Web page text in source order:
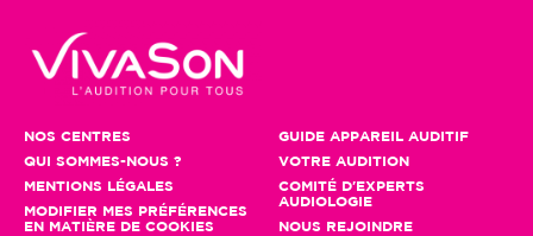
NOS CENTRES
QUI SOMMES-NOUS ?
MENTIONS LÉGALES
MODIFIER MES PRÉFÉRENCES
EN MATIÈRE DE COOKIES
GUIDE APPAREIL AUDITIF
VOTRE AUDITION
COMITÉ D'EXPERTS
AUDIOLOGIE
NOUS REJOINDRE